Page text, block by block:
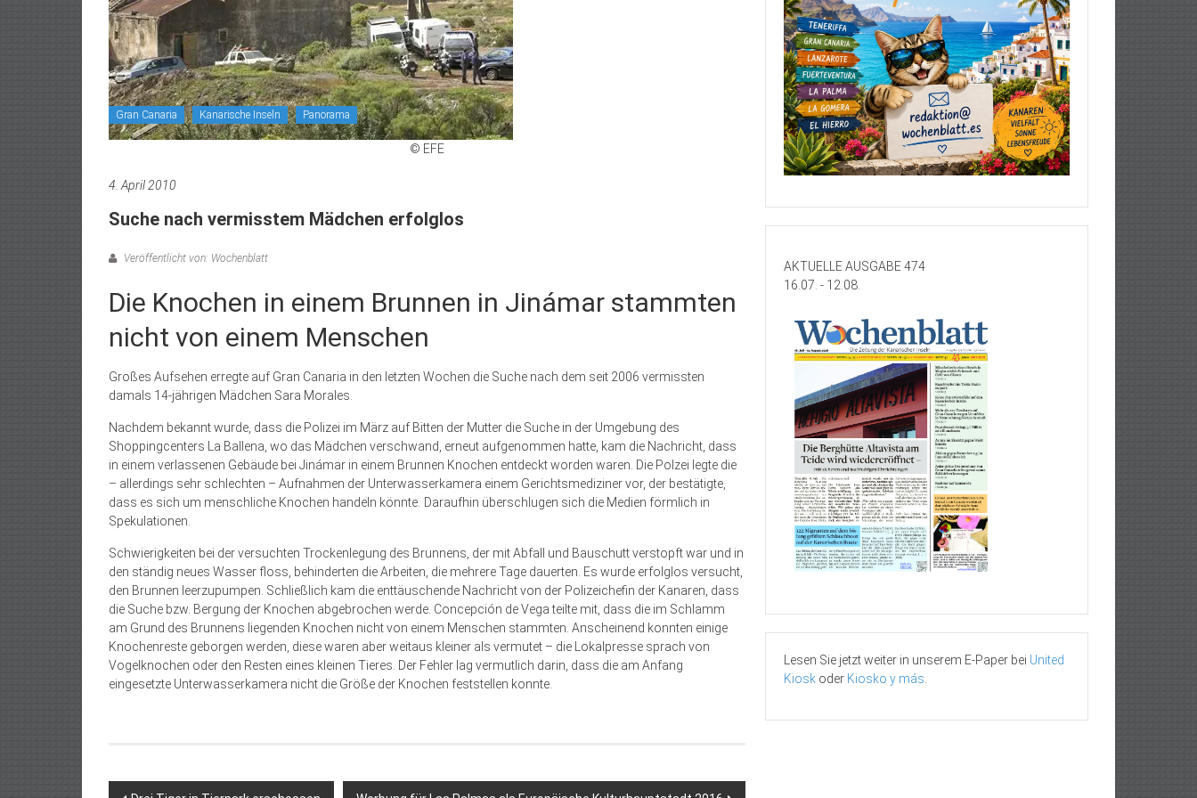
Gran Canaria Kanarische Inseln Panorama
© EFE
4. April 2010
Suche nach vermisstem Mädchen erfolglos
Veröffentlicht von: Wochenblatt
Die Knochen in einem Brunnen in Jinámar stammten
nicht von einem Menschen
Großes Aufsehen erregte auf Gran Canaria in den letzten Wochen die Suche nach dem seit 2006 vermissten
damals 14-jährigen Mädchen Sara Morales.
Nachdem bekannt wurde, dass die Polizei im März auf Bitten der Mutter die Suche in der Umgebung des
Shoppingcenters La Ballena, wo das Mädchen verschwand, erneut aufgenommen hatte, kam die Nachricht, dass
in einem verlassenen Gebäude bei Jinámar in einem Brunnen Knochen entdeckt worden waren. Die Polzei legte die
– allerdings sehr schlechten – Aufnahmen der Unterwasserkamera einem Gerichtsmediziner vor, der bestätigte,
dass es sich um menschliche Knochen handeln könnte. Daraufhin überschlugen sich die Medien förmlich in
Spekulationen.
Schwierigkeiten bei der versuchten Trockenlegung des Brunnens, der mit Abfall und Bauschutt verstopft war und in
den ständig neues Wasser floss, behinderten die Arbeiten, die mehrere Tage dauerten. Es wurde erfolglos versucht,
den Brunnen leerzupumpen. Schließlich kam die enttäuschende Nachricht von der Polizeichefin der Kanaren, dass
die Suche bzw. Bergung der Knochen abgebrochen werde. Concepción de Vega teilte mit, dass die im Schlamm
am Grund des Brunnens liegenden Knochen nicht von einem Menschen stammten. Anscheinend konnten einige
Knochenreste geborgen werden, diese waren aber weitaus kleiner als vermutet – die Lokalpresse sprach von
Vogelknochen oder den Resten eines kleinen Tieres. Der Fehler lag vermutlich darin, dass die am Anfang
eingesetzte Unterwasserkamera nicht die Größe der Knochen feststellen konnte.
AKTUELLE AUSGABE 474
16.07. - 12.08.
Lesen Sie jetzt weiter in unserem E-Paper bei United
Kiosk oder Kiosko y más